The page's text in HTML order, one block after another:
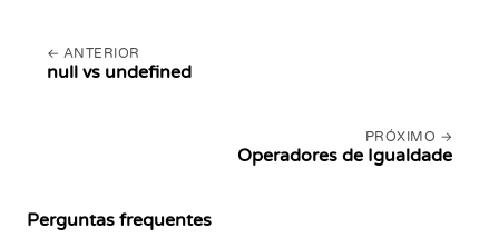
ANTERIOR
null vs undefined
PRÓXIMO
Operadores de Igualdade
Perguntas frequentes